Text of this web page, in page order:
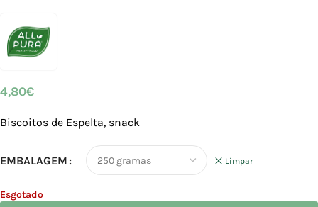
4,80€
Biscoitos de Espelta, snack
EMBALAGEM Limpar
Esgotado